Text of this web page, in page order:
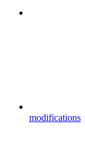
modifications